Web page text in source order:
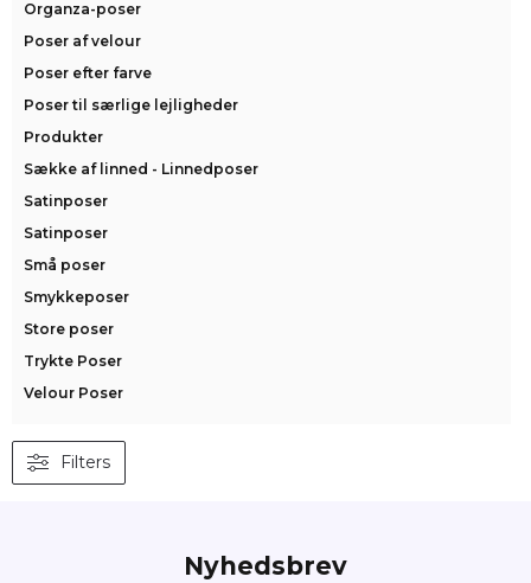
Organza-poser
Poser af velour
Poser efter farve
Poser til særlige lejligheder
Produkter
Sække af linned - Linnedposer
Satinposer
Satinposer
Små poser
Smykkeposer
Store poser
Trykte Poser
Velour Poser
Filters
Nyhedsbrev